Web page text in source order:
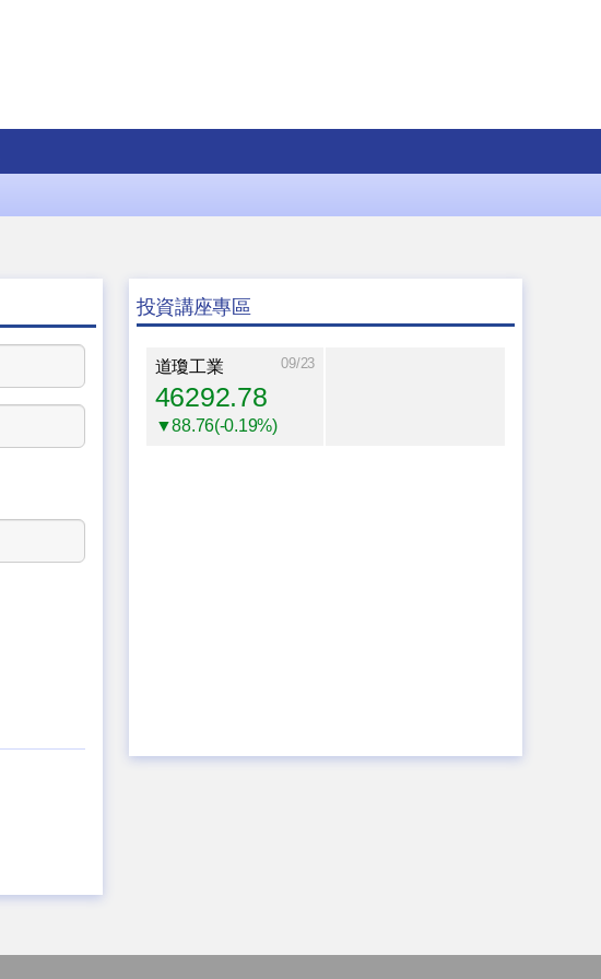
投資講座專區
道瓊工業 09/23
46292.78
▼88.76(-0.19%)